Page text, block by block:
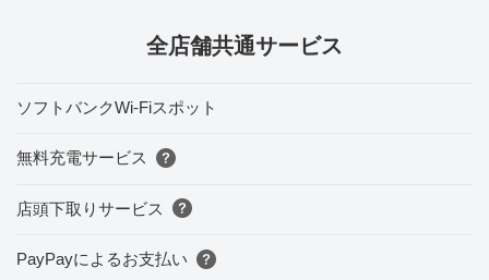
全店舗共通サービス
ソフトバンクWi-Fiスポット
無料充電サービス
店頭下取りサービス
PayPayによるお支払い